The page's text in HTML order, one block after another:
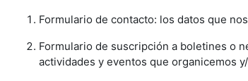
Formulario de contacto: los datos que
Formulario de suscripción a boletines o
actividades y eventos que organicemos